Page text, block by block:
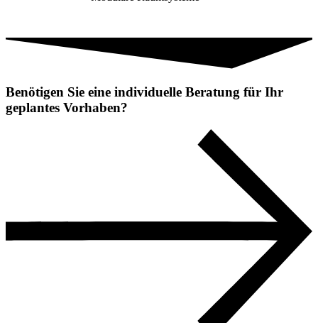
Benötigen Sie eine individuelle Beratung für Ihr
geplantes Vorhaben?